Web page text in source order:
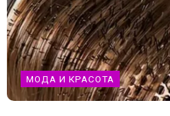
МОДА И КРАСОТА